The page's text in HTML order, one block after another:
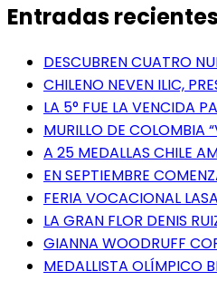
Entradas
DESCUBREN CUATRO
CHILENO NEVEN ILIC,
LA 5° FUE LA VENCIDA
MURILLO DE COLOMBIA
A 25 MEDALLAS CHILE
EN SEPTIEMBRE
FERIA VOCACIONAL
LA GRAN FLOR DENIS
GIANNA WOODRUFF
MEDALLISTA OLÍMPICO